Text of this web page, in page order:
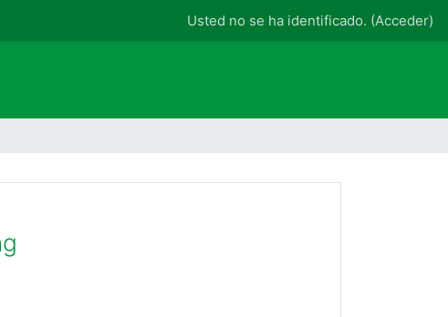
Usted no se ha identificado. (Acceder)